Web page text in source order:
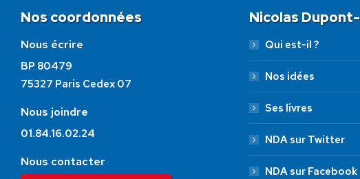
Nos coordonnées
Nous écrire
BP 80479
75327 Paris Cedex 07
Nous joindre
01.84.16.02.24
Nous contacter
Nicolas
Qui est-il ?
Nos idées
Ses livres
NDA sur Twitter
NDA sur Facebook